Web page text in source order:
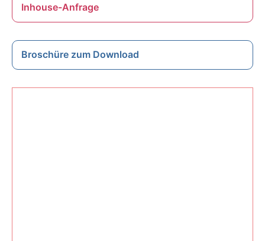
Inhouse-Anfrage
Broschüre zum Download